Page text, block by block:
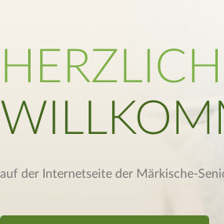
HERZLICH
auf der Internetseite der Märkische-